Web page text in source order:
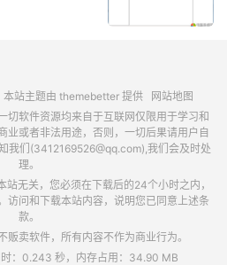
站主题由 themebetter提供
网站地图
切软件资源均来自于互联网仅限用于学习和
业或者非法用途，否则，一切后果请用户自
我们(3412169526@qq.com),我们会及时处
理。
无关，您必须在下载后的24个小时之内，
访问和下载本站内容，说明您已同意上述条
款。
卖软件，所有内容不作为商业行为。
：0.243 秒，内存占用：34.90 MB